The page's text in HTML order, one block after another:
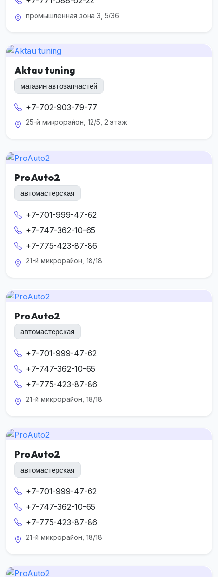
промышленная зона 3, 5/36
Aktau tuning
магазин автозапчастей
+7-702-903-79-77
25-й микрорайон, 12/5, 2 этаж
ProAuto2
автомастерская
+7-701-999-47-62
+7-747-362-10-65
+7-775-423-87-86
21-й микрорайон, 18/18
ProAuto2
автомастерская
+7-701-999-47-62
+7-747-362-10-65
+7-775-423-87-86
21-й микрорайон, 18/18
ProAuto2
автомастерская
+7-701-999-47-62
+7-747-362-10-65
+7-775-423-87-86
21-й микрорайон, 18/18